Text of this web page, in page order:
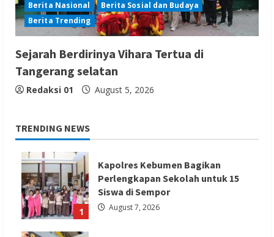
Berita Nasional
Berita Sosial dan Budaya
Berita Trending
Sejarah Berdirinya Vihara Tertua di
Tangerang selatan
Redaksi 01 August 5, 2026
TRENDING NEWS
1
Kapolres Kebumen Bagikan
Perlengkapan Sekolah untuk 15
Siswa di Sempor
August 7, 2026